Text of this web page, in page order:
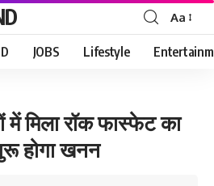
Font
Resizer
Aa
JOBS Lifestyle
मिला रॉक फास्फेट का
होगा खनन